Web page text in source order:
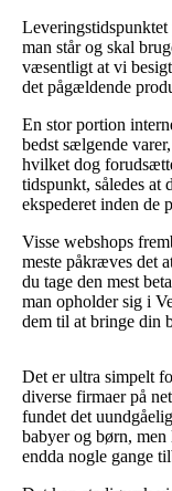
man står og skal
væsentligt at vi
det pågældende
En stor portion
bedst sælgende
hvilket dog
tidspunkt, således at
ekspederet inden de
Visse webshops
meste påkræves det
du tage den mest
man opholder sig i
dem til at bringe din
Det er ultra simpelt
diverse firmaer på
fundet det
babyer og børn,
endda nogle gange